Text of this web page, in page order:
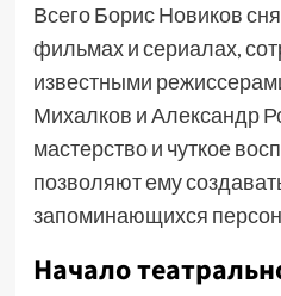
Всего Борис Новиков
фильмах и сериалах,
известными
Михалков и Александр
мастерство и чуткое
позволяют ему
запоминающихся
Начало